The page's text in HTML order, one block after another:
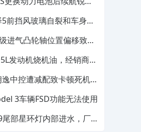
前挡风玻璃自裂和车身多
进气凸轮轴位置偏移致发
发动机烧机油，经销商推
中控遭减配致卡顿死机，
3车辆FSD功能无法使用
尾部星环灯内部进水，厂